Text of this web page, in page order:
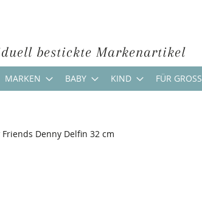
bestickte Markenartikel
MARKEN BABY KIND FÜR GROSSE
Denny Delfin 32 cm